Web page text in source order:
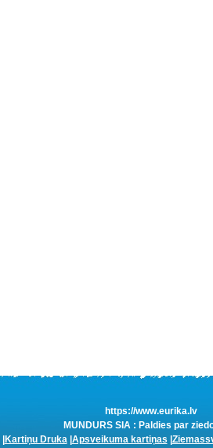
https://www.eurika.lv
MUNDURS SIA : Paldies par
Kartiņu Druka| Apsveikuma kartiņas